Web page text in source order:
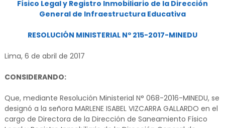
Físico Legal y Registro Inmobiliario de la Dirección
General de Infraestructura Educativa
RESOLUCIÓN MINISTERIAL Nº 215-2017-MINEDU
Lima, 6 de abril de 2017
CONSIDERANDO:
Que, mediante Resolución Ministerial N° 068-2016-MINEDU, se
designó a la señora MARLENE ISABEL VIZCARRA GALLARDO en el
cargo de Directora de la Dirección de Saneamiento Físico